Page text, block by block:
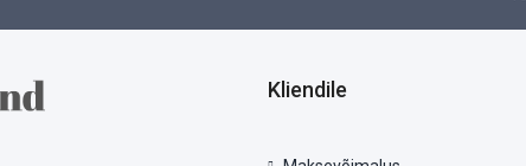
Kliendile